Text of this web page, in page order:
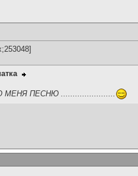
ПЕСНЮ .......................